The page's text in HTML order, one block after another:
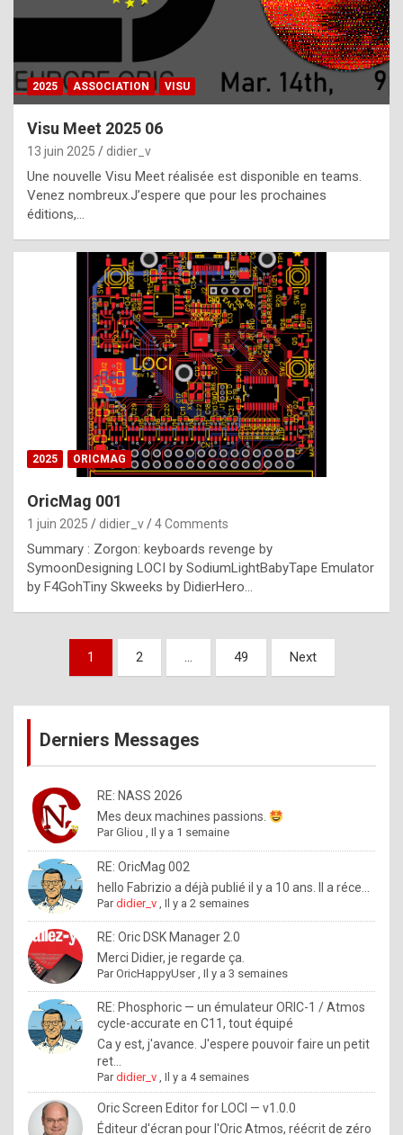
a
t
t
e
b
e
s
t
p
h
o
n
y
l
e
x
a
%
a
d
e
b
y
R
o
l
e
.
I
2025 ASSOCIATION VISU
Visu Meet 2025 06
13 juin 2025 didier_v
Une nouvelle Visu Meet réalisée est disponible en teams.
Venez nombreux.J’espere que pour les prochaines
éditions,…
2025 ORICMAG
OricMag 001
1 juin 2025 didier_v 4 Comments
Summary : Zorgon: keyboards revenge by
SymoonDesigning LOCI by SodiumLightBabyTape Emulator
by F4GohTiny Skweeks by DidierHero…
Pagination
publications
1 2 … 49 Next
Derniers Messages
RE: NASS 2026
Mes deux machines passions.
ParGliou ,Il y a 1 semaine
RE: OricMag 002
hello Fabrizio a déjà publié il y a 10 ans. Il a réce...
Pardidier_v ,Il y a 2 semaines
RE: Oric DSK Manager 2.0
Merci Didier, je regarde ça.
ParOricHappyUser,Il y a 3 semaines
RE: Phosphoric — un émulateur ORIC-1 / Atmos
cycle-accurate en C11, tout équipé
Ca y est, j'avance. J'espere pouvoir faire un petit
ret...
Pardidier_v ,Il y a 4 semaines
Oric Screen Editor for LOCI — v1.0.0
Éditeur d'écran pour l'Oric Atmos, réécrit de zéro